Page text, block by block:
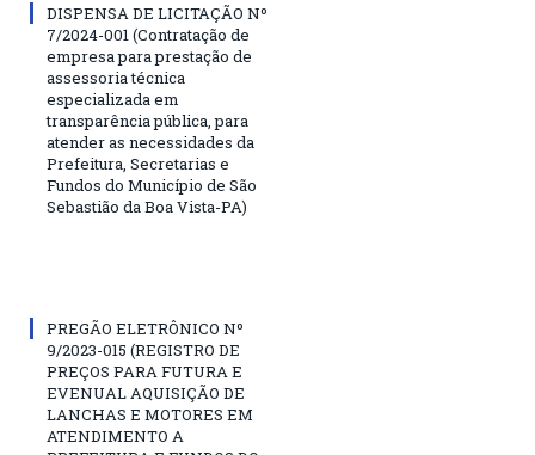
DISPENSA DE LICITAÇÃO Nº
7/2024-001 (Contratação de
empresa para prestação de
assessoria técnica
especializada em
transparência pública, para
atender as necessidades da
Prefeitura, Secretarias e
Fundos do Município de São
Sebastião da Boa Vista-PA)
PREGÃO ELETRÔNICO Nº
9/2023-015 (REGISTRO DE
PREÇOS PARA FUTURA E
EVENUAL AQUISIÇÃO DE
LANCHAS E MOTORES EM
ATENDIMENTO A